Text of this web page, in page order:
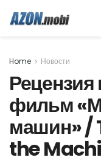
Home Новости
фильм
машин» /
the